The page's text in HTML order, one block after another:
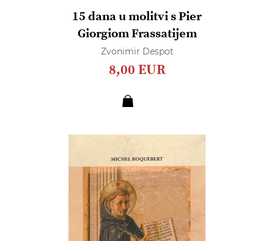
15 dana u molitvi s Pier
Giorgiom Frassatijem
Zvonimir Despot
8,00 EUR